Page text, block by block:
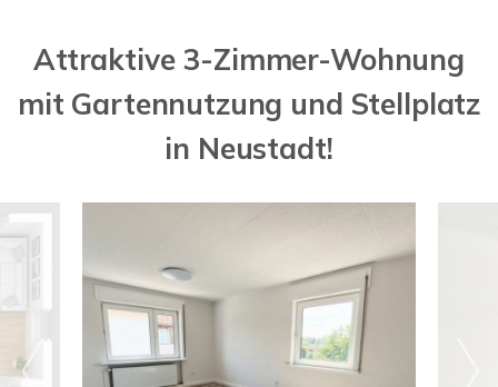
Attraktive 3-Zimmer-Wohnung
mit Gartennutzung und Stellplatz
in Neustadt!